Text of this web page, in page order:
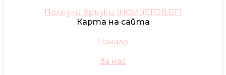
Полезни връзки (НОИ)(ЕГОВ.БГ)
Карта на сайта
Начало
За нас